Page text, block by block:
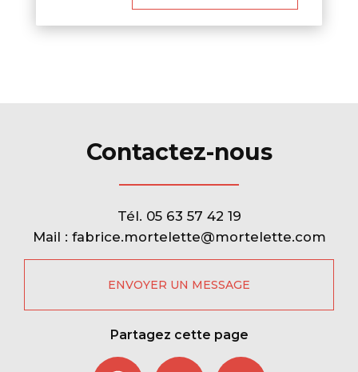
Contactez-nous
Tél. 05 63 57 42 19
Mail : fabrice.mortelette@mortelette.com
ENVOYER UN MESSAGE
Partagez cette page
Facebook